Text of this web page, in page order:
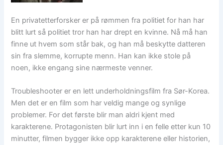
En privatetterforsker er på rømmen fra politiet for han har
blitt lurt så politiet tror han har drept en kvinne. Nå må han
finne ut hvem som står bak, og han må beskytte datteren
sin fra slemme, korrupte menn. Han kan ikke stole på
noen, ikke engang sine nærmeste venner.
Troubleshooter er en lett underholdningsfilm fra Sør-Korea.
Men det er en film som har veldig mange og synlige
problemer. For det første blir man aldri kjent med
karakterene. Protagonisten blir lurt inn i en felle etter kun 10
minutter, filmen bygger ikke opp karakterene eller historien,